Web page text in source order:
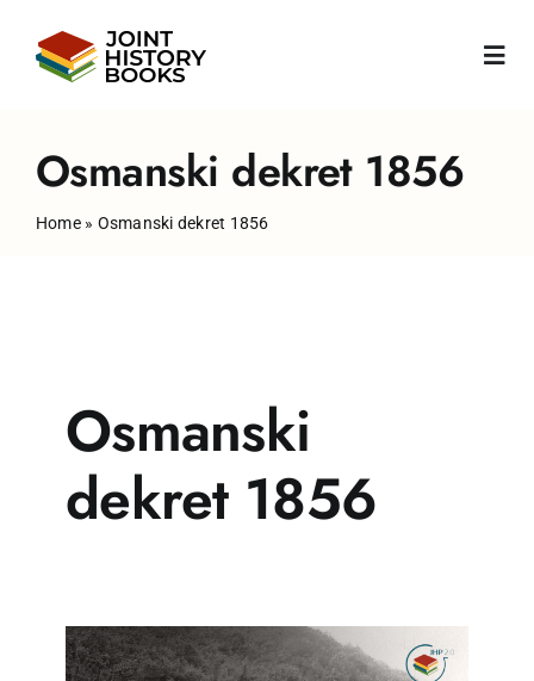
content
Početna
O nama
Publikacije
Postani prijatelj
Osmanski dekret 1856
Home» Osmanski dekret 1856
Osmanski
dekret 1856